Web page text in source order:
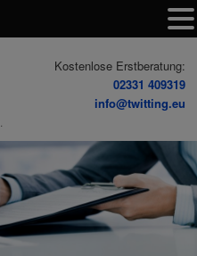
Kostenlose Erstberatung:
02331 409319
info@twitting.eu